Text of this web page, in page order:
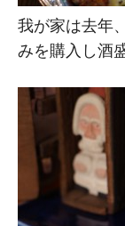
我が家は去年
みを購入し酒